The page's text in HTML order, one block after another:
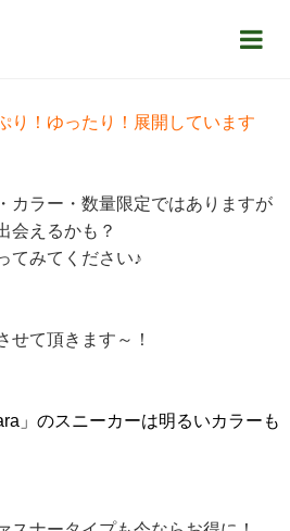
ーナーのご紹介！
り！ゆったり！展開しています
カラー・数量限定ではありますが
会えるかも？
てみてください♪
せて頂きます～！
」のスニーカーは明るいカラーも